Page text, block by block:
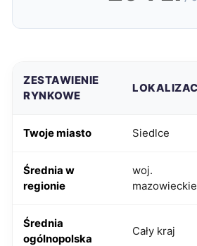
ZESTAWIENIE
RYNKOWE
Twoje miasto Siedlce
Średnia w
regionie
woj.
mazowieckie
Średnia
ogólnopolska
Cały kraj